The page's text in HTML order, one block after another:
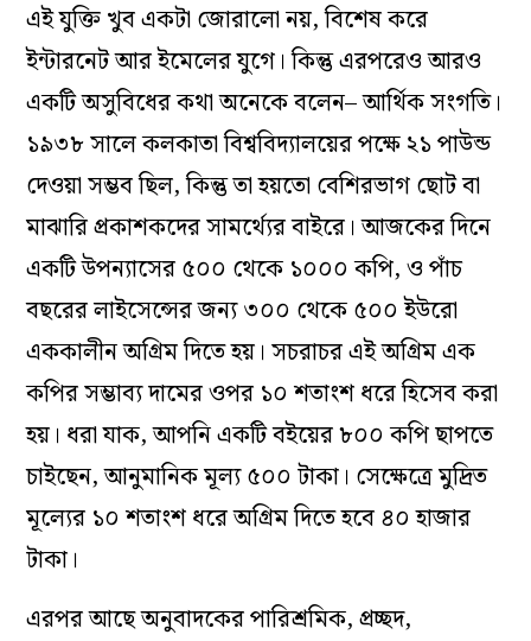
এই যুক্তি খুব একটা জোরালো নয়, বিশেষ করে
ইন্টারনেট আর ইমেলের যুগে। কিন্তু এরপরেও আরও
একটি অসুবিধের কথা অনেকে বলেন– আর্থিক সংগতি।
১৯৩৮ সালে কলকাতা বিশ্ববিদ্যালয়ের পক্ষে ২১ পাউন্ড
দেওয়া সম্ভব ছিল, কিন্তু তা হয়তো বেশিরভাগ ছোট বা
মাঝারি প্রকাশকদের সামর্থ্যের বাইরে। আজকের দিনে
একটি উপন্যাসের ৫০০ থেকে ১০০০ কপি, ও পাঁচ
বছরের লাইসেন্সের জন্য ৩০০ থেকে ৫০০ ইউরো
এককালীন অগ্রিম দিতে হয়। সচরাচর এই অগ্রিম এক
কপির সম্ভাব্য দামের ওপর ১০ শতাংশ ধরে হিসেব করা
হয়। ধরা যাক, আপনি একটি বইয়ের ৮০০ কপি ছাপতে
চাইছেন, আনুমানিক মূল্য ৫০০ টাকা। সেক্ষেত্রে মুদ্রিত
মূল্যের ১০ শতাংশ ধরে অগ্রিম দিতে হবে ৪০ হাজার
টাকা।
এরপর আছে অনুবাদকের পারিশ্রমিক, প্রচ্ছদ,